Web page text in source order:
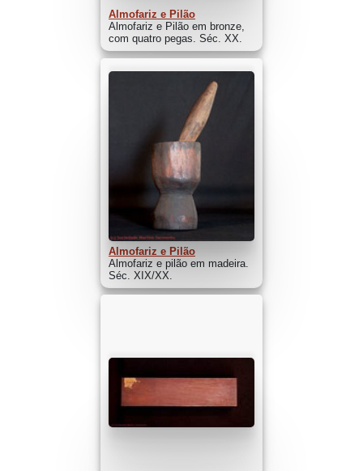
Almofariz e Pilão
Almofariz e Pilão em bronze,
com quatro pegas. Séc. XX.
Almofariz e Pilão
Almofariz e pilão em madeira.
Séc. XIX/XX.